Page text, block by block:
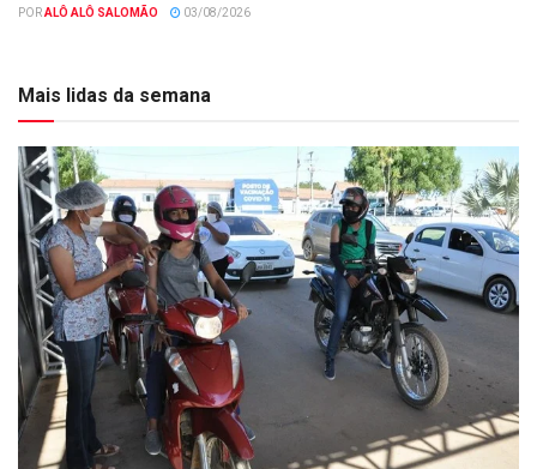
PORALÔ ALÔ SALOMÃO 03/08/2026
Mais lidas da semana